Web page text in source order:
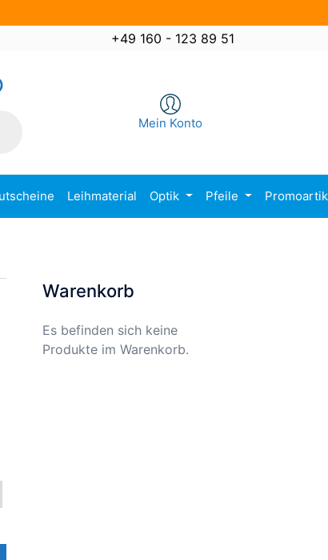
+49 160 - 123 89 51
Mein Konto
Leihmaterial Optik Pfeile
Warenkorb
Es befinden sich keine
Produkte im Warenkorb.